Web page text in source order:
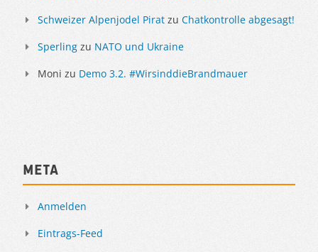
Schweizer Alpenjodel Pirat zu Chatkontrolle abgesagt!
Sperling zu NATO und Ukraine
Moni zu Demo 3.2. #WirsinddieBrandmauer
Meta
Anmelden
Eintrags-Feed